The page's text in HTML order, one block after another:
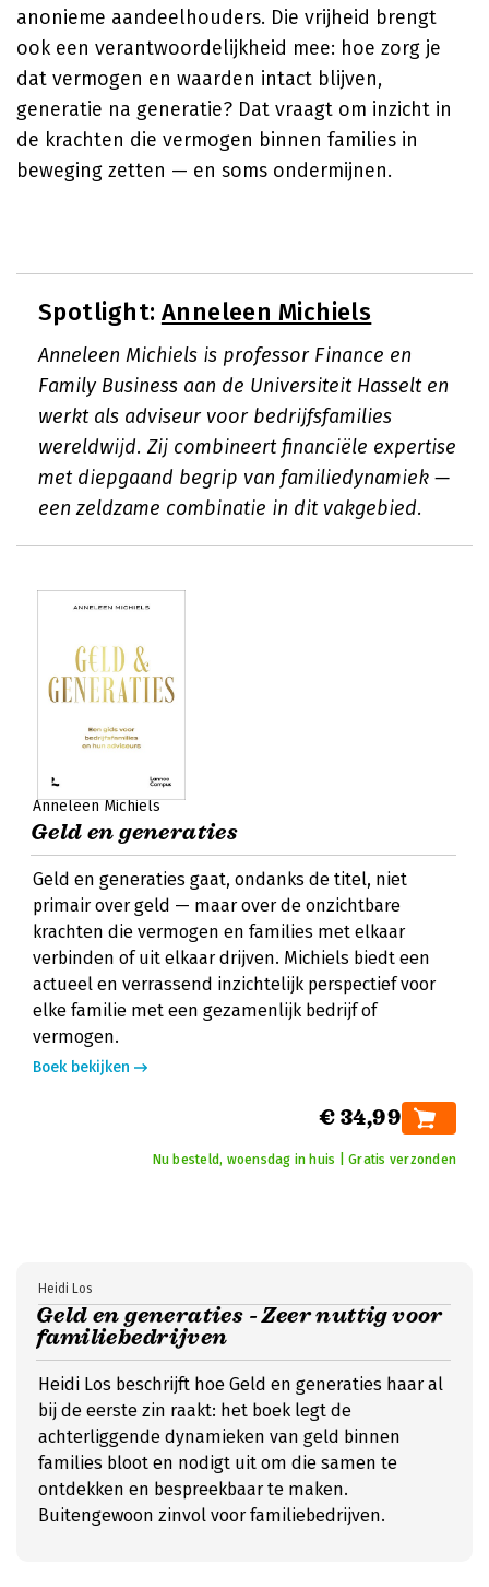
anonieme aandeelhouders. Die vrijheid brengt
ook een verantwoordelijkheid mee: hoe zorg je
dat vermogen en waarden intact blijven,
generatie na generatie? Dat vraagt om inzicht in
de krachten die vermogen binnen families in
beweging zetten — en soms ondermijnen.
Spotlight: Anneleen Michiels
Anneleen Michiels is professor Finance en
Family Business aan de Universiteit Hasselt en
werkt als adviseur voor bedrijfsfamilies
wereldwijd. Zij combineert financiële expertise
met diepgaand begrip van familiedynamiek —
een zeldzame combinatie in dit vakgebied.
Anneleen Michiels
Geld en generaties
Geld en generaties gaat, ondanks de titel, niet
primair over geld — maar over de onzichtbare
krachten die vermogen en families met elkaar
verbinden of uit elkaar drijven. Michiels biedt een
actueel en verrassend inzichtelijk perspectief voor
elke familie met een gezamenlijk bedrijf of
vermogen.
Boek bekijken
€ 34,99
Nu besteld, woensdag in huis | Gratis verzonden
Geld en generaties - Zeer nuttig voor
familiebedrijven
Heidi Los
Heidi Los beschrijft hoe Geld en generaties haar al
bij de eerste zin raakt: het boek legt de
achterliggende dynamieken van geld binnen
families bloot en nodigt uit om die samen te
ontdekken en bespreekbaar te maken.
Buitengewoon zinvol voor familiebedrijven.